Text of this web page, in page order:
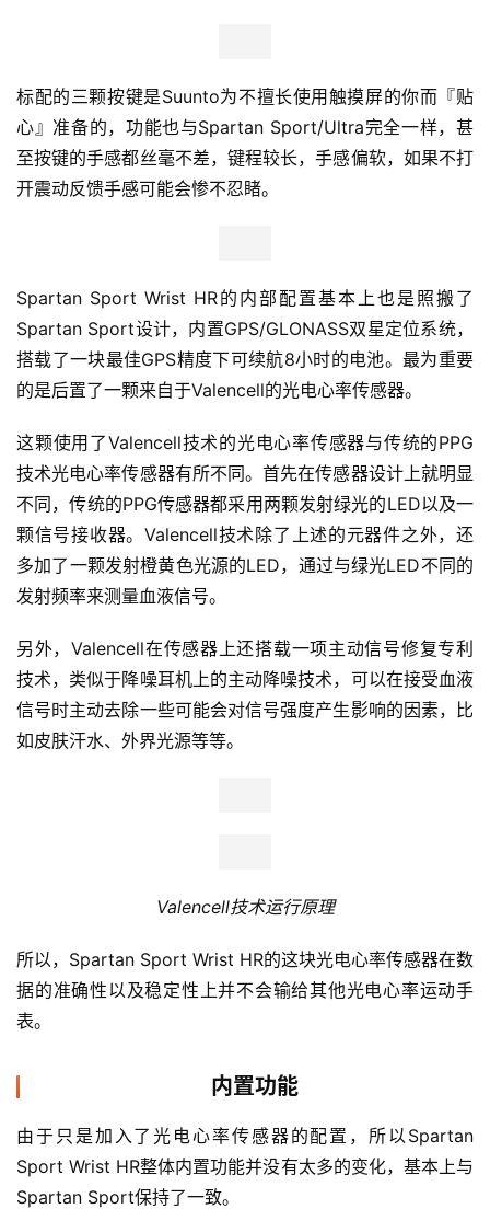
选
运
动
集
标配的三颗按键是Suunto为不擅长使用触摸屏的你而『贴
心』准备的，功能也与Spartan Sport/Ultra完全一样，甚
至按键的手感都丝毫不差，键程较长，手感偏软，如果不打
开震动反馈手感可能会惨不忍睹。
Spartan Sport Wrist HR的内部配置基本上也是照搬了
Spartan Sport设计，内置GPS/GLONASS双星定位系统，
搭载了一块最佳GPS精度下可续航8小时的电池。最为重要
的是后置了一颗来自于Valencell的光电心率传感器。
这颗使用了Valencell技术的光电心率传感器与传统的PPG
技术光电心率传感器有所不同。首先在传感器设计上就明显
不同，传统的PPG传感器都采用两颗发射绿光的LED以及一
颗信号接收器。Valencell技术除了上述的元器件之外，还
多加了一颗发射橙黄色光源的LED，通过与绿光LED不同的
发射频率来测量血液信号。
另外，Valencell在传感器上还搭载一项主动信号修复专利
技术，类似于降噪耳机上的主动降噪技术，可以在接受血液
信号时主动去除一些可能会对信号强度产生影响的因素，比
如皮肤汗水、外界光源等等。
Valencell技术运行原理
所以，Spartan Sport Wrist HR的这块光电心率传感器在数
据的准确性以及稳定性上并不会输给其他光电心率运动手
表。
内置功能
由于只是加入了光电心率传感器的配置，所以Spartan
Sport Wrist HR整体内置功能并没有太多的变化，基本上与
Spartan Sport保持了一致。